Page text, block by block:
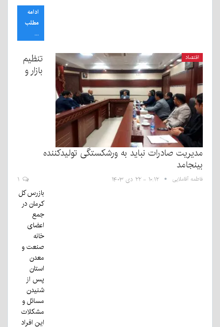
ادامه
مطلب
...
اقتصاد
تنظیم
بازار و
مدیریت صادرات نباید به ورشکستگی تولیدکننده
بینجامد
فاطمه آقاملایی ۱۰:۱۲ - ۲۲ دی ۱۴۰۳
بازرس کل
کرمان در
جمع
اعضای
خانه
صنعت و
معدن
استان
پس از
شنیدن
مسائل و
مشکلات
این افراد